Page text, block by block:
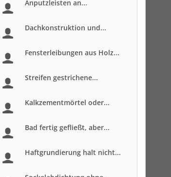
Anputzleisten an...
Dachkonstruktion und...
Fensterleibungen aus Holz...
Streifen gestrichene...
Kalkzementmörtel oder...
Bad fertig gefließt, aber...
Haftgrundierung halt nicht...